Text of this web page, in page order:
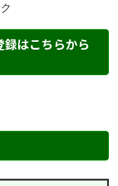
はこちらから